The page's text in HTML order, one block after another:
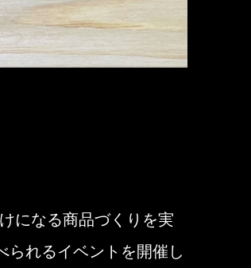
になる商品づくりを実
れるイベントを開催し